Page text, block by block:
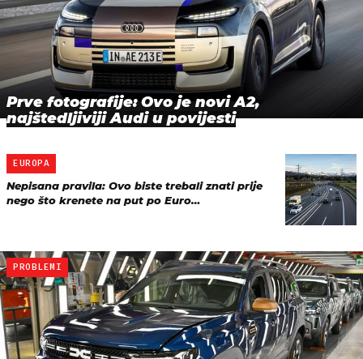
Prve fotografije: Ovo je novi A2,
najštedljiviji Audi u povijesti
EUROPA
Nepisana pravila: Ovo biste trebali znati prije
nego što krenete na put po Euro…
PROBLEMI